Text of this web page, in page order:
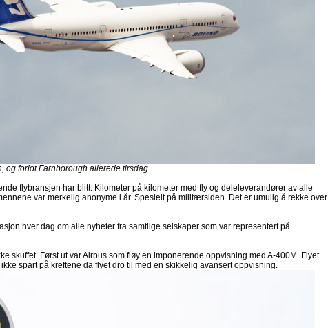
og forlot Farnborough allerede tirsdag.
flybransjen har blitt. Kilometer på kilometer med fly og deleleverandører av alle
var merkelig anonyme i år. Spesielt på militærsiden. Det er umulig å rekke over
hver dag om alle nyheter fra samtlige selskaper som var representert på
skuffet. Først ut var Airbus som fløy en imponerende oppvisning med A-400M. Flyet
spart på kreftene da flyet dro til med en skikkelig avansert oppvisning.